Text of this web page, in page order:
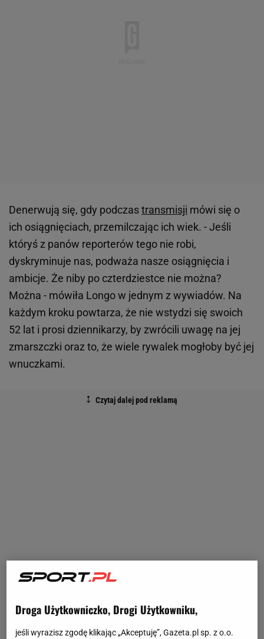
Denerwują się, gdy podczastransmisji mówi się o
ich osiągnięciach, przemilczając ich wiek. - Jeśli
któryś z panów reporterów tego nie robi,
dyskryminuje nas, podważa nasze osiągnięcia i
ambicje. Że niby po czterdziestce nie można?
Można - mówiła Longo w jednym z wywiadów. Na
każdym kroku powtarza, że nie wstydzi się swoich
52 lat i prosi dziennikarzy, by zwrócili uwagę na jej
zmarszczki oraz to, że wiele rywalek mogłoby być jej
wnuczkami.
Droga Użytkowniczko, Drogi Użytkowniku,
jeśli wyrazisz zgodę klikając „Akceptuję”, Gazeta.pl sp. z o.o.